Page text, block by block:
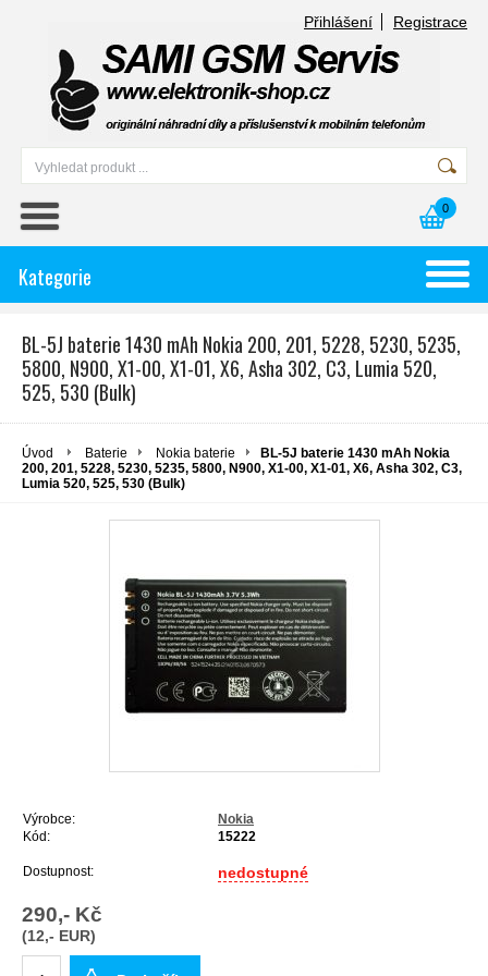
Přihlášení Registrace
0
Kategorie
BL-5J baterie 1430 mAh Nokia 200, 201, 5228, 5230, 5235,
5800, N900, X1-00, X1-01, X6, Asha 302, C3, Lumia 520,
525, 530 (Bulk)
Úvod Baterie Nokia baterie
BL-5J baterie 1430 mAh Nokia
200, 201, 5228, 5230, 5235, 5800, N900, X1-00, X1-01, X6, Asha 302, C3,
Lumia 520, 525, 530 (Bulk)
Výrobce:
Nokia
Kód:
15222
Dostupnost: nedostupné
290,- Kč
(12,- EUR)